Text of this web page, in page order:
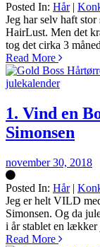
Posted In: Hår|
Silke
Jeg har selv haft stor
HairLust. Men det
tog det cirka 3
Read More
1. Vind en
Simonsen
november 30, 2018
Posted In: Hår|
Silke
Jeg er helt VILD
Simonsen. Og da
i år stablet en
Read More